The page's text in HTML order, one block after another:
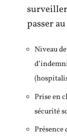
passer
Niveau
Prise en
sécurité